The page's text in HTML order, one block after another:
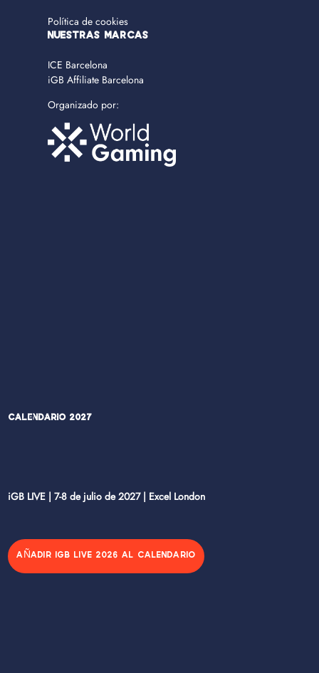
Política de cookies
NUESTRAS MARCAS
ICE Barcelona
iGB Affiliate Barcelona
Organizado por:
Calendario 2027
iGB LIVE | 7-8 de julio de 2027 | Excel London
AÑADIR IGB LIVE 2026 AL CALENDARIO